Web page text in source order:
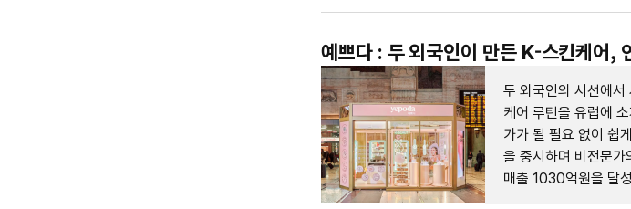
예쁘다 : 두 외국인이 만든 K-스킨케어,
두 외국인의 시선에
케어 루틴을 유럽에
가가 될 필요 없이 쉽
을 중시하며 비전문가
매출 1030억원을 달